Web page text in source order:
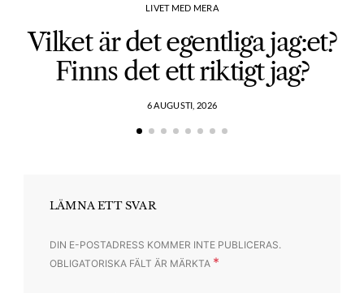
LIVET MED MERA
Vilket är det egentliga jag:et?
Finns det ett riktigt jag?
6 AUGUSTI, 2026
LÄMNA ETT SVAR
DIN E-POSTADRESS KOMMER INTE PUBLICERAS.
OBLIGATORISKA FÄLT ÄR MÄRKTA *